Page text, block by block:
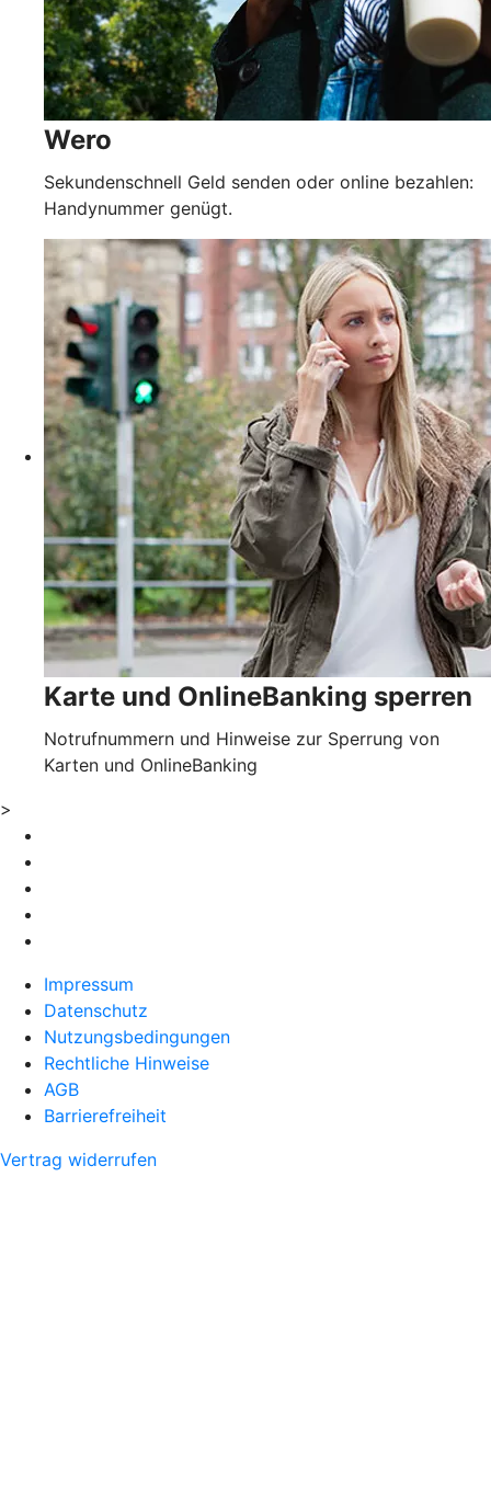
Wero
Sekundenschnell Geld senden oder online bezahlen:
Handynummer genügt.
Karte und OnlineBanking sperren
Notrufnummern und Hinweise zur Sperrung von
Karten und OnlineBanking
>
Impressum
Datenschutz
Nutzungsbedingungen
Rechtliche Hinweise
AGB
Barrierefreiheit
Vertrag widerrufen